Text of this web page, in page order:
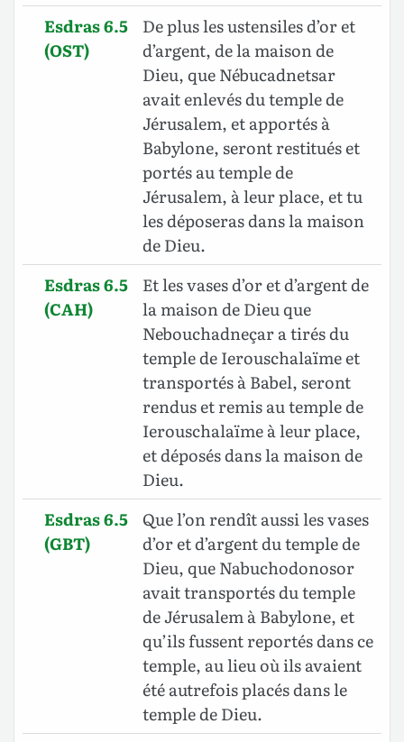
Esdras 6.5
(OST)
De plus les ustensiles d’or et
d’argent, de la maison de
Dieu, que Nébucadnetsar
avait enlevés du temple de
Jérusalem, et apportés à
Babylone, seront restitués et
portés au temple de
Jérusalem, à leur place, et tu
les déposeras dans la maison
de Dieu.
Esdras 6.5
(CAH)
Et les vases d’or et d’argent de
la maison de Dieu que
Nebouchadneçar a tirés du
temple de Ierouschalaïme et
transportés à Babel, seront
rendus et remis au temple de
Ierouschalaïme à leur place,
et déposés dans la maison de
Dieu.
Esdras 6.5
(GBT)
Que l’on rendît aussi les vases
d’or et d’argent du temple de
Dieu, que Nabuchodonosor
avait transportés du temple
de Jérusalem à Babylone, et
qu’ils fussent reportés dans ce
temple, au lieu où ils avaient
été autrefois placés dans le
temple de Dieu.